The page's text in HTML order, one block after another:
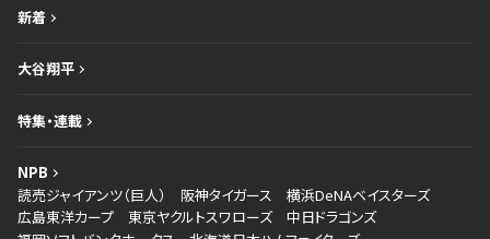
新着
大谷翔平
特集・連載
NPB
読売ジャイアンツ（巨人）
阪神タイガース
横浜DeNAベイスターズ
広島東洋カープ
東京ヤクルトスワローズ
中日ドラゴンズ